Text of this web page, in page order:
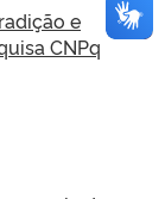
e
CNPq